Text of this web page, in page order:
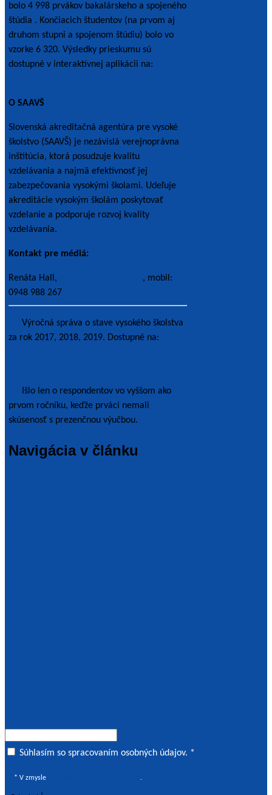
bolo 4 998 prvákov bakalárskeho a spojeného
štúdia . Končiacich študentov (na prvom aj
druhom stupni a spojenom štúdiu) bolo vo
vzorke 6 320. Výsledky prieskumu sú
dostupné v interaktívnej aplikácii na:
O SAAVŠ
Slovenská akreditačná agentúra pre vysoké
školstvo (SAAVŠ) je nezávislá verejnoprávna
inštitúcia, ktorá posudzuje kvalitu
vzdelávania a najmä efektívnosť jej
zabezpečovania vysokými školami. Udeľuje
akreditácie vysokým školám poskytovať
vzdelanie a podporuje rozvoj kvality
vzdelávania.
Kontakt pre médiá:
Renáta Hall,
, mobil:
0948 988 267
Výročná správa o stave vysokého školstva
za rok 2017, 2018, 2019. Dostupné na:
Išlo len o respondentov vo vyššom ako
prvom ročníku, keďže prváci nemali
skúsenosť s prezenčnou výučbou.
Navigácia v článku
Súhlas o spracovaním osobných údajov
Súhlasím so spracovaním osobných údajov. *
* V zmysle .